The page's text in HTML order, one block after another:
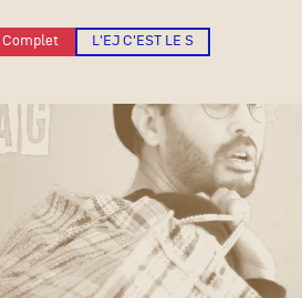
Complet L'EJ C'EST LE S